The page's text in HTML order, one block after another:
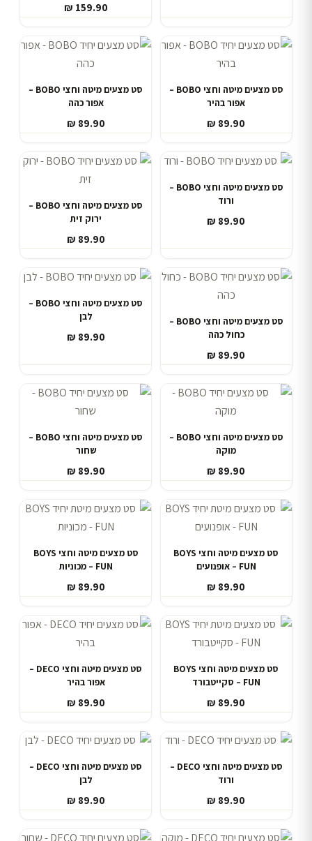
₪ 159.90
סט מצעים מיטה וחצי BOBO –
אפור בהיר
₪ 89.90
סט מצעים מיטה וחצי BOBO –
אפור כהה
₪ 89.90
סט מצעים מיטה וחצי BOBO –
ורוד
₪ 89.90
סט מצעים מיטה וחצי BOBO –
ירוק זית
₪ 89.90
סט מצעים מיטה וחצי BOBO –
כחול כהה
₪ 89.90
סט מצעים מיטה וחצי BOBO –
לבן
₪ 89.90
סט מצעים מיטה וחצי BOBO –
מוקה
₪ 89.90
סט מצעים מיטה וחצי BOBO –
שחור
₪ 89.90
סט מצעים מיטה וחצי BOYS
FUN – אופנועים
₪ 89.90
סט מצעים מיטה וחצי BOYS
FUN – מכוניות
₪ 89.90
סט מצעים מיטה וחצי BOYS
FUN – סקייטבורד
₪ 89.90
סט מצעים מיטה וחצי DECO –
אפור בהיר
₪ 89.90
סט מצעים מיטה וחצי DECO –
ורוד
₪ 89.90
סט מצעים מיטה וחצי DECO –
לבן
₪ 89.90